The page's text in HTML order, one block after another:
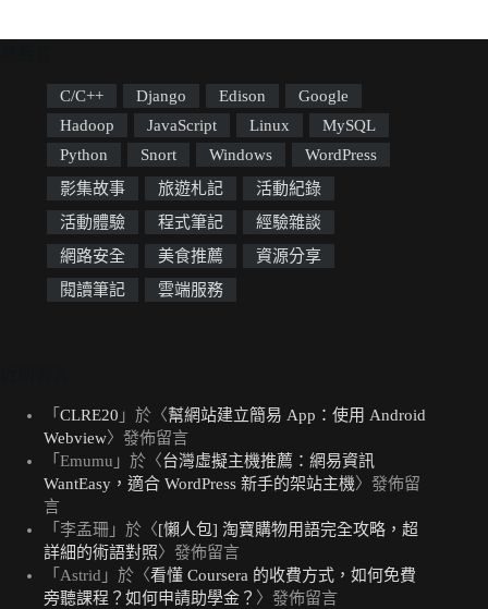
C/C++ Django Edison
Google
Hadoop
JavaScript Linux
MySQL
Python
Snort Windows
WordPress
影集故事
旅遊札記
活動紀錄
活動體驗
程式筆記
經驗雜談
網路安全
美食推薦
資源分享
閱讀筆記
雲端服務
「 CLRE20 」於〈幫網站建立簡易 App：使用 Android
Webview〉發佈留言
「 Emumu 」於〈台灣虛擬主機推薦：網易資訊
WantEasy，適合 WordPress 新手的架站主機〉發佈留
言
「 李孟珊 」於〈[懶人包] 淘寶購物用語完全攻略，超
詳細的術語對照〉發佈留言
「 Astrid 」於〈看懂 Coursera 的收費方式，如何免費
旁聽課程？如何申請助學金？ 〉發佈留言